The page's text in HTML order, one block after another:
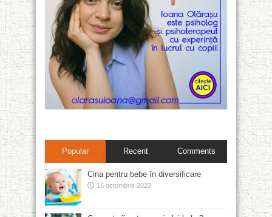
Popular Recent Comments
Cina pentru bebe în diversificare
16 octombrie 2023